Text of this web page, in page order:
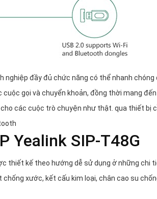
nghiệp đầy đủ chức năng có thể nhanh chóng
gọi và chuyển khoản, đồng thời mang
các cuộc trò chuyện như thật. qua thiết bị
Yealink SIP-T48G
thiết kế theo hướng dễ sử dụng ở những chi
xước, kết cấu kim loại, chân cao su